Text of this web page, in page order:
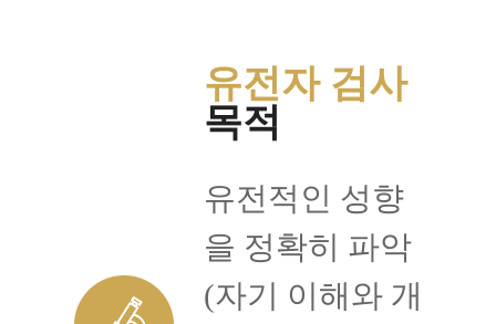
유전자 검사
목적
유전적인 성향
을 정확히 파악
(자기 이해와 개